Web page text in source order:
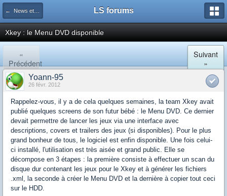
← News et actualités postées sur LS LS forums
Xkey : le Menu DVD disponible
«
Précédent
Suivant
»
Yoann-95
26 févr. 2012
Rappelez-vous, il y a de cela quelques semaines, la team Xkey avait
publié quelques screens de son futur bébé : le Menu DVD. Ce dernier
devait permettre de lancer les jeux via une interface avec
descriptions, covers et trailers des jeux (si disponibles). Pour le plus
grand bonheur de tous, le logiciel est enfin disponible. Une fois celui-
ci installé, l'utilisation est très aisée et grand public. Elle se
décompose en 3 étapes : la première consiste à effectuer un scan du
disque dur contenant les jeux pour le Xkey et à générer les fichiers
.xml , la seconde à créer le Menu DVD et la dernière à copier tout ceci
sur le HDD.